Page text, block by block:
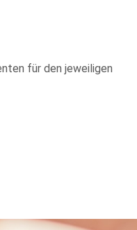
für den jeweiligen